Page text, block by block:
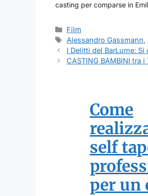
casting per comparse in
Categorie
Film
Tag
Alessandro Gassmann,
I Delitti del BarLume: Si
CASTING BAMBINI tra
Come
self
per un